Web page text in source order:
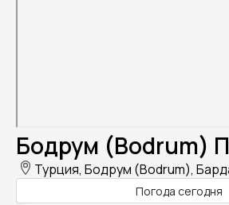
Бодрум (Bodrum)
Турция, Бодрум (Bodrum),
Погода сегодня